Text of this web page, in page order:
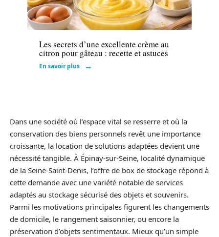
Actu
Les secrets d’une excellente crème au
citron pour gâteau : recette et astuces
En savoir plus
Dans une société où l’espace vital se resserre et où la
conservation des biens personnels revêt une importance
croissante, la location de solutions adaptées devient une
nécessité tangible. À Épinay-sur-Seine, localité dynamique
de la Seine-Saint-Denis, l’offre de box de stockage répond à
cette demande avec une variété notable de services
adaptés au stockage sécurisé des objets et souvenirs.
Parmi les motivations principales figurent les changements
de domicile, le rangement saisonnier, ou encore la
préservation d’objets sentimentaux. Mieux qu’un simple